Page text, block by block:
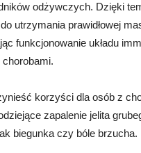
odżywczych. Dzięki
utrzymania prawidłowej
funkcjonowanie układu
korzyści dla osób z
zapalenie jelita
biegunka czy bóle brzucha.